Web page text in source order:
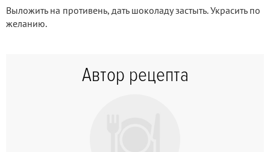
Выложить на противень, дать шоколаду застыть. Украсить по
желанию.
Автор рецепта